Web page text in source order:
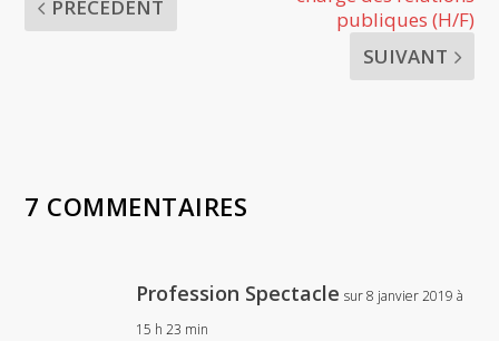
PRÉCÉDENT
publiques (H/F)
SUIVANT
7 COMMENTAIRES
Profession Spectacle sur 8 janvier 2019 à
15 h 23 min